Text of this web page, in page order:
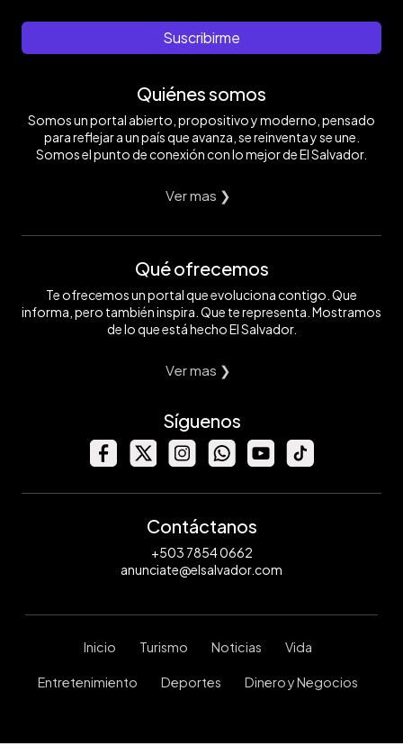
Suscribirme
Quiénes somos
Somos un portal abierto, propositivo y moderno, pensado
para reflejar a un país que avanza, se reinventa y se une.
Somos el punto de conexión con lo mejor de El Salvador.
Ver mas ❯
Qué ofrecemos
Te ofrecemos un portal que evoluciona contigo. Que
informa, pero también inspira. Que te representa. Mostramos
de lo que está hecho El Salvador.
Ver mas ❯
Síguenos
Contáctanos
+503 7854 0662
anunciate@elsalvador.com
Inicio Turismo Noticias Vida
Entretenimiento Deportes Dinero y Negocios